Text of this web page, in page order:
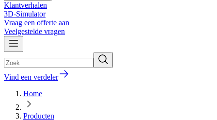
Klantverhalen
3D-Simulator
Vraag een offerte aan
Veelgestelde vragen
Vind een verdeler
Home
Producten